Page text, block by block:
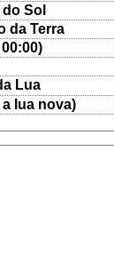
Sol
da Terra
Lua
lua nova)